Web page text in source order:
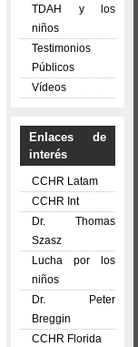
TDAH y los
niños
Testimonios
Públicos
Vídeos
Enlaces de
interés
CCHR Latam
CCHR Int
Dr. Thomas
Szasz
Lucha por los
niños
Dr. Peter
Breggin
CCHR Florida